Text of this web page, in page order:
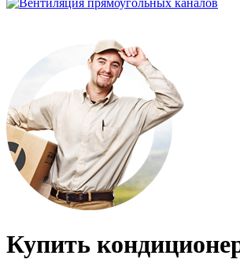
Купить